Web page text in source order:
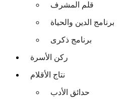
قلم المشرف
برنامج الدين والحياة
برنامج ذكرى
ركن الأسرة
نتاج الأقلام
حدائق الأدب